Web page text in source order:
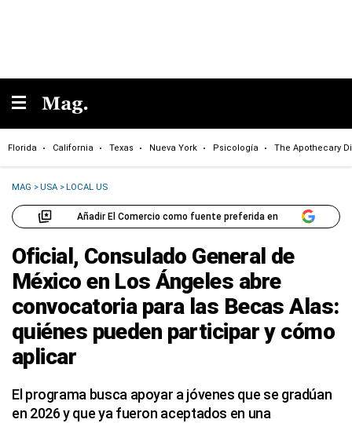
Florida California Texas Nueva York Psicología The Apothecary
MAG >USA >LOCAL US
Añadir El Comercio como fuente preferida en
Oficial, Consulado General de
México en Los Ángeles abre
convocatoria para las Becas Alas:
quiénes pueden participar y cómo
aplicar
El programa busca apoyar a jóvenes que se gradúan
en 2026 y que ya fueron aceptados en una